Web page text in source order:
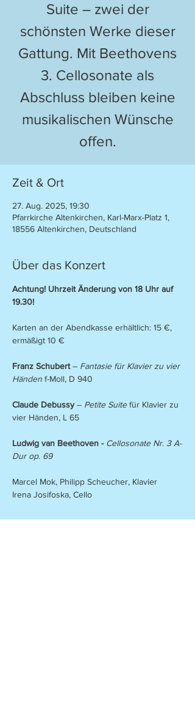
Suite – zwei der
schönsten Werke dieser
Gattung. Mit Beethovens
3. Cellosonate als
Abschluss bleiben keine
musikalischen Wünsche
offen.
Zeit & Ort
27. Aug. 2025, 19:30
Pfarrkirche Altenkirchen, Karl-Marx-Platz 1,
18556 Altenkirchen, Deutschland
Über das Konzert
Achtung! Uhrzeit Änderung von 18 Uhr auf
19.30!
Karten an der Abendkasse erhältlich: 15 €,
ermäßigt 10 €
Franz Schubert – Fantasie für Klavier zu vier
Händen f-Moll, D 940
Claude Debussy – Petite Suite für Klavier zu
vier Händen, L 65
Ludwig van Beethoven - Cellosonate Nr. 3 A-
Dur op. 69
Marcel Mok, Philipp Scheucher, Klavier
Irena Josifoska, Cello